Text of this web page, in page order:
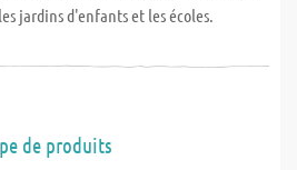
jardins d'enfants et les écoles.
de produits